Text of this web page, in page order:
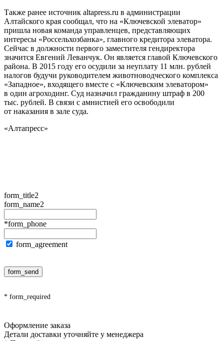
Также ранее источник altapress.ru в администрации
Алтайского края сообщал, что на «Ключевской элеватор»
пришла новая команда управленцев, представляющих
интересы «Россельхозбанка», главного кредитора элеватора.
Сейчас в должности первого заместителя гендиректора
значится Евгений Леванчук. Он является главой Ключевского
района. В 2015 году его осудили за неуплату 11 млн. рублей
налогов будучи руководителем животноводческого комплекса
«Западное», входящего вместе с «Ключевским элеватором»
в один агроходинг. Суд назначил гражданину штраф в 200
тыс. рублей. В связи с амнистией его освободили
от наказания в зале суда.
«Алтапресс»
form_title2
form_name2
*form_phone
form_agreement
form_send
* form_required
Оформление заказа
Детали доставки уточняйте у менеджера